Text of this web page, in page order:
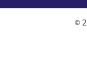
©